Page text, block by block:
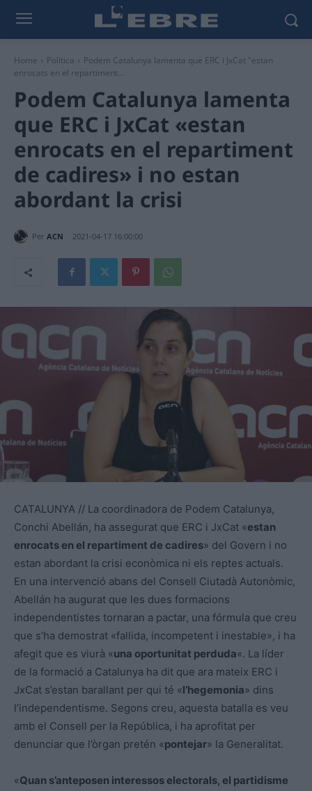
Home Política
Podem Catalunya lamenta que ERC i JxCat "estan
enrocats en el repartiment...
Podem Catalunya lamenta
que ERC i JxCat «estan
enrocats en el repartiment
de cadires» i no estan
abordant la crisi
Per ACN 2021-04-17 16:00:00
CATALUNYA // La coordinadora de Podem Catalunya,
Conchi Abellán, ha assegurat que ERC i JxCat «estan
enrocats en el repartiment de cadires» del Govern i no
estan abordant la crisi econòmica ni els reptes actuals.
En una intervenció abans del Consell Ciutadà Autonòmic,
Abellán ha augurat que les dues formacions
independentistes tornaran a pactar, una fórmula que creu
que s’ha demostrat «fallida, incompetent i inestable», i ha
afegit que es viurà «una oportunitat perduda«. La líder
de la formació a Catalunya ha dit que ara mateix ERC i
JxCat s’estan barallant per qui té «l’hegemonia» dins
l’independentisme. Segons creu, aquesta batalla es veu
amb el Consell per la República, i ha aprofitat per
denunciar que l’òrgan pretén «pontejar» la Generalitat.
«Quan s’anteposen interessos electorals, el partidisme